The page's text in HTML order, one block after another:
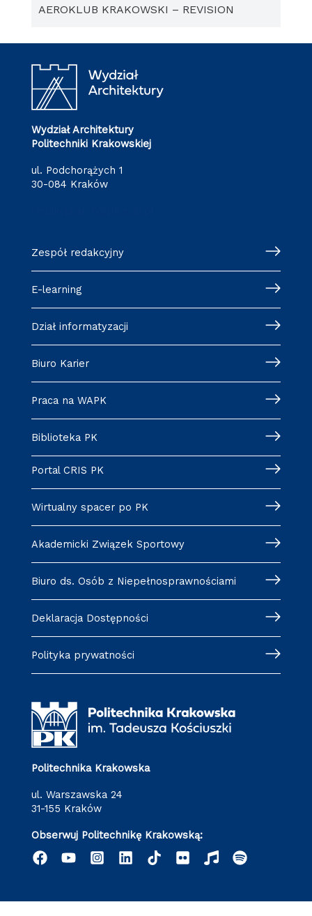
AEROKLUB KRAKOWSKI – REVISION
Wydział Architektury
Politechniki Krakowskiej
ul. Podchorążych 1
30-084 Kraków
Zespół redakcyjny
E-learning
Dział informatyzacji
Biuro Karier
Praca na WAPK
Biblioteka PK
Portal CRIS PK
Wirtualny spacer po PK
Akademicki Związek Sportowy
Biuro ds. Osób z Niepełnosprawnościami
Deklaracja Dostępności
Polityka prywatności
Politechnika Krakowska
ul. Warszawska 24
31-155 Kraków
Obserwuj Politechnikę Krakowską: